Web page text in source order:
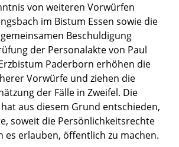
von weiteren Vorwürfen
im Bistum Essen sowie die
Beschuldigung
der Personalakte von Paul
Paderborn erhöhen die
Vorwürfe und ziehen die
der Fälle in Zweifel. Die
aus diesem Grund entschieden,
soweit die Persönlichkeitsrechte
es erlauben, öffentlich zu machen.